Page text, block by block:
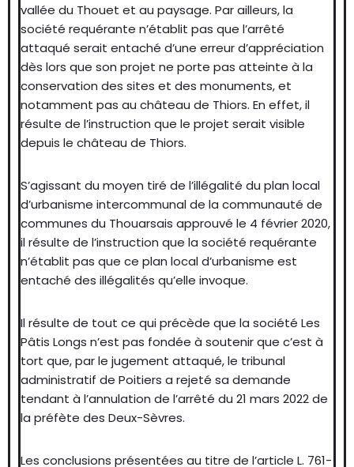
vallée du Thouet et au paysage. Par ailleurs, la
société requérante n’établit pas que l’arrêté
attaqué serait entaché d’une erreur d’appréciation
dès lors que son projet ne porte pas atteinte à la
conservation des sites et des monuments, et
notamment pas au château de Thiors. En effet, il
résulte de l’instruction que le projet serait visible
depuis le château de Thiors.
S’agissant du moyen tiré de l’illégalité du plan local
d’urbanisme intercommunal de la communauté de
communes du Thouarsais approuvé le 4 février 2020,
il résulte de l’instruction que la société requérante
n’établit pas que ce plan local d’urbanisme est
entaché des illégalités qu’elle invoque.
Il résulte de tout ce qui précède que la société Les
Pâtis Longs n’est pas fondée à soutenir que c’est à
tort que, par le jugement attaqué, le tribunal
administratif de Poitiers a rejeté sa demande
tendant à l’annulation de l’arrêté du 21 mars 2022 de
la préfète des Deux-Sèvres.
Les conclusions présentées au titre de l’article L. 761-